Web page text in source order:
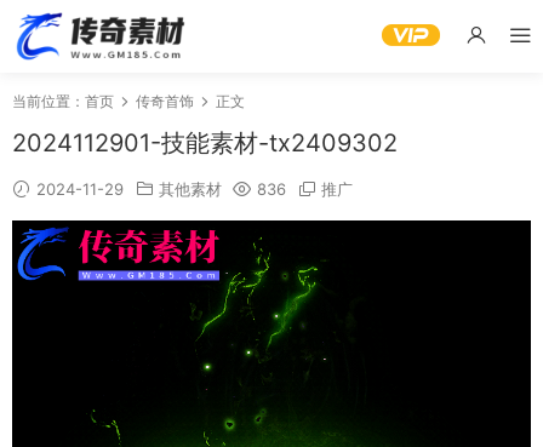
当前位置： 首页 传奇首饰 正文
2024112901-技能素材-tx2409302
2024-11-29 其他素材 836 推广